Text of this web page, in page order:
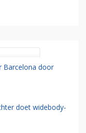
Barcelona door
doet widebody-